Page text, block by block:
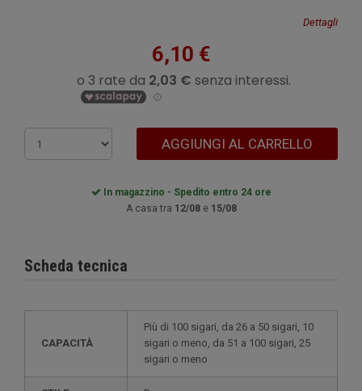
Dettagli
6,10 €
AGGIUNGI AL CARRELLO
In magazzino - Spedito entro 24 ore
A casa tra 12/08e 15/08
Scheda tecnica
CAPACITÀ
più di 100 sigari, da 26 a 50 sigari, 10
sigari o meno, da 51 a 100 sigari, 25
sigari o meno